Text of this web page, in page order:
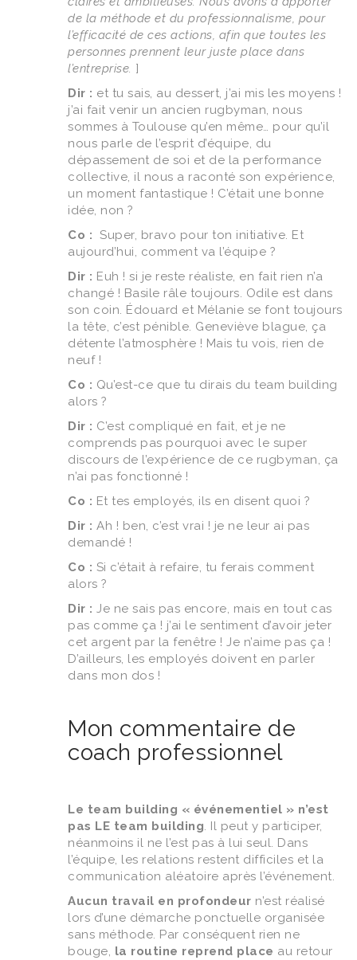
de la méthode et du professionnalisme, pour
l’efficacité de ces actions, afin que toutes les
personnes prennent leur juste place dans
l’entreprise. ]
Dir : et tu sais, au dessert, j’ai mis les moyens !
j’ai fait venir un ancien rugbyman, nous
sommes à Toulouse qu’en même… pour qu’il
nous parle de l’esprit d’équipe, du
dépassement de soi et de la performance
collective, il nous a raconté son expérience,
un moment fantastique ! C’était une bonne
idée, non ?
Co : Super, bravo pour ton initiative. Et
aujourd’hui, comment va l’équipe ?
Dir : Euh ! si je reste réaliste, en fait rien n’a
changé ! Basile râle toujours. Odile est dans
son coin. Édouard et Mélanie se font toujours
la tête, c’est pénible. Geneviève blague, ça
détente l’atmosphère ! Mais tu vois, rien de
neuf !
Co : Qu’est-ce que tu dirais du team building
alors ?
Dir : C’est compliqué en fait, et je ne
comprends pas pourquoi avec le super
discours de l’expérience de ce rugbyman, ça
n’ai pas fonctionné !
Co : Et tes employés, ils en disent quoi ?
Dir : Ah ! ben, c’est vrai ! je ne leur ai pas
demandé !
Co : Si c’était à refaire, tu ferais comment
alors ?
Dir : Je ne sais pas encore, mais en tout cas
pas comme ça ! j’ai le sentiment d’avoir jeter
cet argent par la fenêtre ! Je n’aime pas ça !
D’ailleurs, les employés doivent en parler
dans mon dos !
Mon commentaire de
coach professionnel
Le team building « événementiel » n’est
pas LE team building. Il peut y participer,
néanmoins il ne l’est pas à lui seul. Dans
l’équipe, les relations restent difficiles et la
communication aléatoire après l’événement.
Aucun travail en profondeur n’est réalisé
lors d’une démarche ponctuelle organisée
sans méthode. Par conséquent rien ne
bouge, la routine reprend place au retour